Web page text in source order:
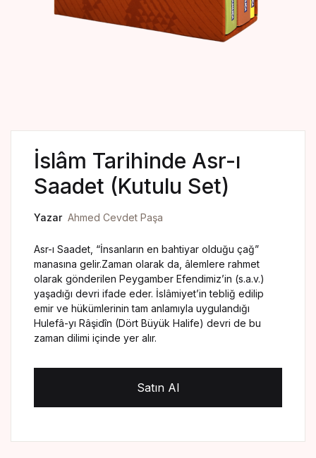
Tercüme Eserler
İnsan ve Hayat Dergisi
Çamlıca Çocuk Dergisi
Çamlıca Kids Magazine
İslâm Tarihinde Asr-ı
Saadet (Kutulu Set)
Yazar Ahmed Cevdet Paşa
Asr-ı Saadet, “İnsanların en bahtiyar olduğu çağ”
manasına gelir.Zaman olarak da, âlemlere rahmet
olarak gönderilen Peygamber Efendimiz’in (s.a.v.)
yaşadığı devri ifade eder. İslâmiyet’in tebliğ edilip
emir ve hükümlerinin tam anlamıyla uygulandığı
Hulefâ-yı Râşidîn (Dört Büyük Halife) devri de bu
zaman dilimi içinde yer alır.
Satın Al